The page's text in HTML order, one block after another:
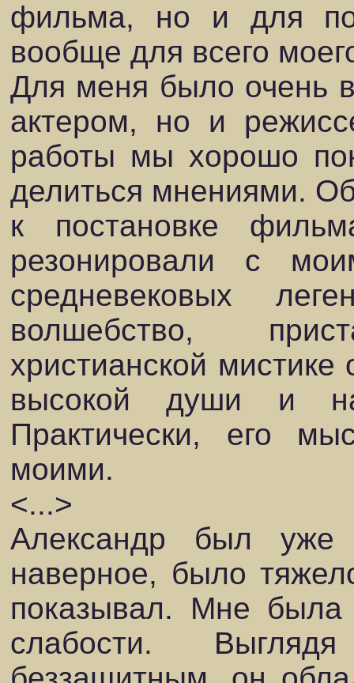
фильма, но и для
вообще для всего
Для меня было очень
актером, но и
работы мы хорошо
делиться мнениями.
к постановке
резонировали с
средневековых
волшебство,
христианской
высокой души и
Практически, его
моими.
<...>
Александр был
наверное, было
показывал. Мне была
слабости.